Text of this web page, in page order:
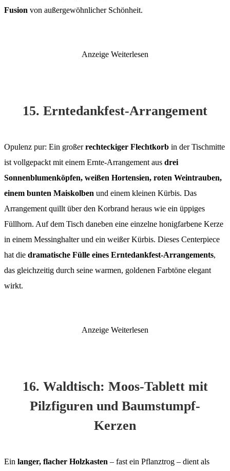
Fusion von außergewöhnlicher Schönheit.
Anzeige Weiterlesen
15. Erntedankfest-Arrangement
Opulenz pur: Ein großerrechteckiger Flechtkorb in der Tischmitte
ist vollgepackt mit einem Ernte-Arrangement aus drei
Sonnenblumenköpfen, weißen Hortensien, roten Weintrauben,
einem bunten Maiskolben und einem kleinen Kürbis. Das
Arrangement quillt über den Korbrand heraus wie ein üppiges
Füllhorn. Auf dem Tisch daneben eine einzelne honigfarbene Kerze
in einem Messinghalter und ein weißer Kürbis. Dieses Centerpiece
hat die dramatische Fülle eines Erntedankfest-Arrangements,
das gleichzeitig durch seine warmen, goldenen Farbtöne elegant
wirkt.
Anzeige Weiterlesen
16. Waldtisch: Moos-Tablett mit
Pilzfiguren und Baumstumpf-
Kerzen
Ein langer, flacher Holzkasten – fast ein Pflanztrog – dient als